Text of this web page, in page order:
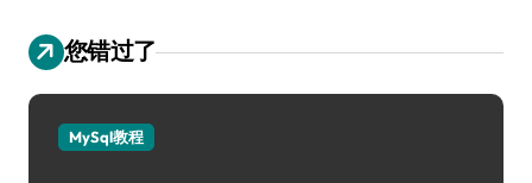
您错过了
MySql教程